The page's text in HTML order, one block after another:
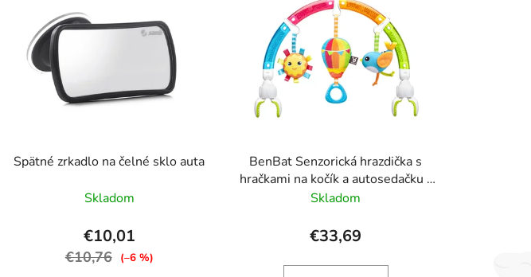
Spätné zrkadlo na čelné sklo auta
Skladom
€10,01
€10,76 (–6 %)
BenBat Senzorická hrazdička s
hračkami na kočík a autosedačku -
dúha
Skladom
€33,69